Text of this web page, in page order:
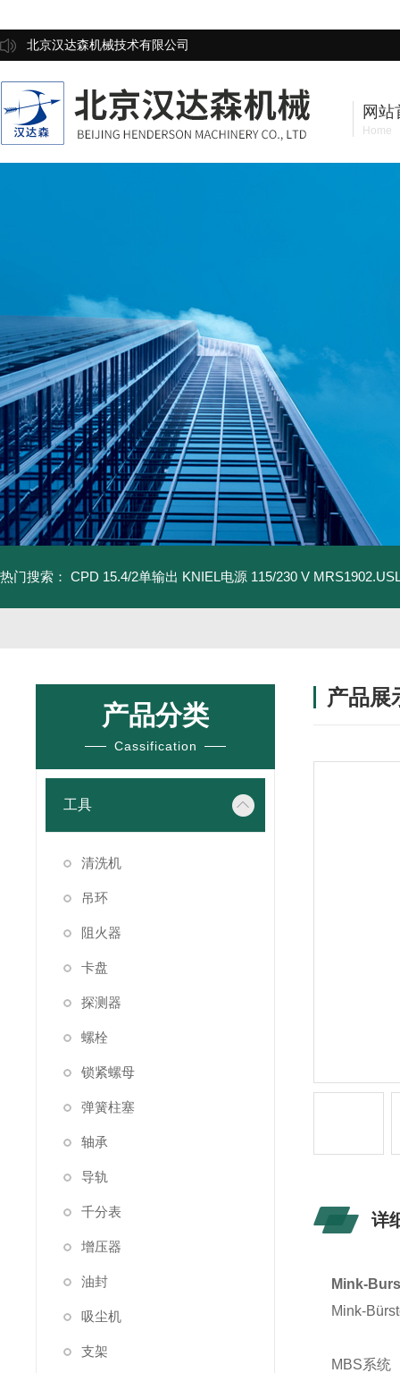
北京汉达森机械技术有限公司
网站
Home
热门搜索： CPD 15.4/2单输出 KNIEL电源 115/230 V
产品分类
Cassification
工具
清洗机
吊环
阻火器
卡盘
探测器
螺栓
锁紧螺母
弹簧柱塞
轴承
导轨
千分表
增压器
油封
吸尘机
支架
产品展
详
Mink-
Mink-
MBS系统